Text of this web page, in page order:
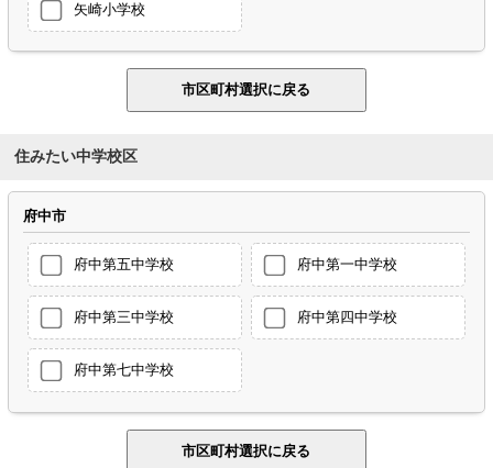
矢崎小学校
住みたい中学校区
府中市
府中第五中学校 府中第一中学校
府中第三中学校 府中第四中学校
府中第七中学校